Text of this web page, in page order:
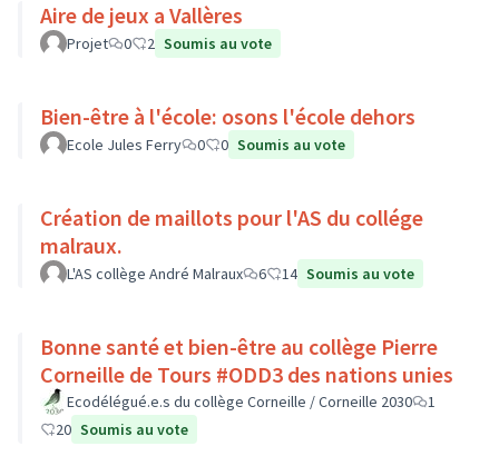
Aire de jeux a Vallères
Projet 0 2 Soumis au vote
Bien-être à l'école: osons l'école dehors
Ecole Jules Ferry 0 0 Soumis au vote
Création de maillots pour l'AS du collége
malraux.
L'AS collège André Malraux 6 14 Soumis au vote
Bonne santé et bien-être au collège Pierre
Corneille de Tours #ODD3 des nations unies
Ecodélégué.e.s du collège Corneille / Corneille 2030
1
20 Soumis au vote